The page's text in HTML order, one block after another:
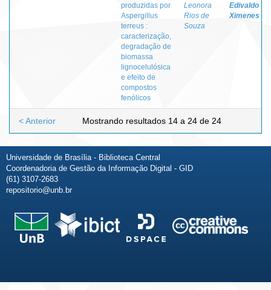
produzidas por
Aspergillus
terreus :
caracterização,
degradação de
biomassa
lignocelulósica
e efeito de
compostos
fenólicos
Leonora
Rios de
Souza
Edivaldo
Ximenes
Mostrando resultados 14 a 24 de 24
< Anterior
Universidade de Brasília - Biblioteca Central
Coordenadoria de Gestão da Informação Digital - GID
(61) 3107-2683
repositorio@unb.br